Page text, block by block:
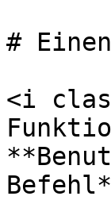
#
<i